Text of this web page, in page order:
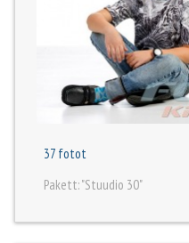
37 fotot
Pakett: "Stuudio 30"